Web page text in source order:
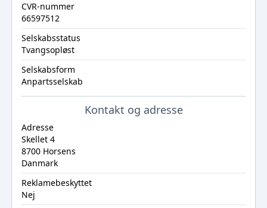
CVR-nummer
66597512
Selskabsstatus
Tvangsopløst
Selskabsform
Anpartsselskab
Kontakt og adresse
Adresse
Skellet 4
8700 Horsens
Danmark
Reklamebeskyttet
Nej